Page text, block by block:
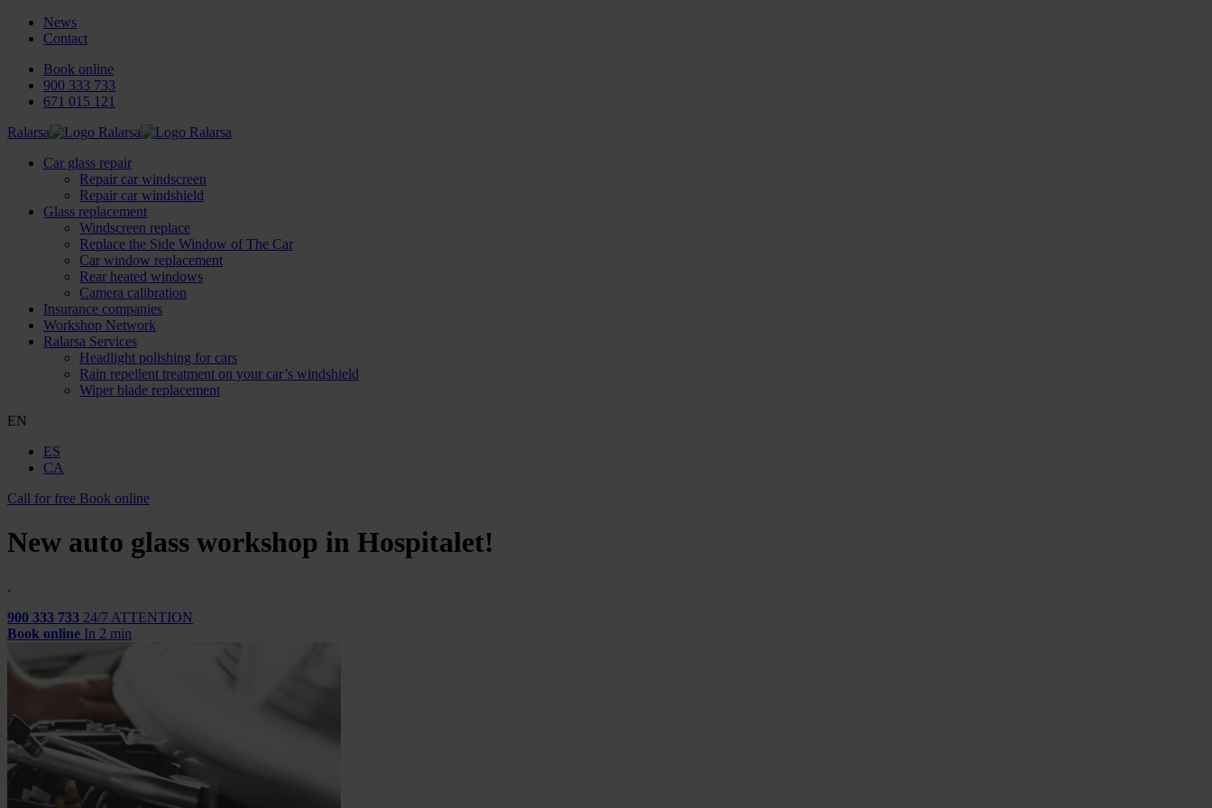
News
Contact
Book online
900 333 733
671 015 121
Ralarsa
Car glass repair
Repair car windscreen
Repair car windshield
Glass replacement
Windscreen replace
Replace the Side Window of The Car
Car window replacement
Rear heated windows
Camera calibration
Insurance companies
Workshop Network
Ralarsa Services
Headlight polishing for cars
Rain repellent treatment on your car’s windshield
Wiper blade replacement
EN
ES
CA
Call for free Book online
New auto glass workshop in Hospitalet!
.
900 333 733 24/7 ATTENTION
Book online In 2 min